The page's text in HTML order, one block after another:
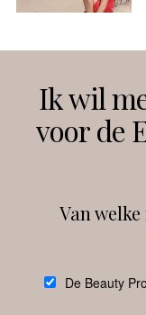
Instagram
Ik wil
voor de
Van
De Beauty